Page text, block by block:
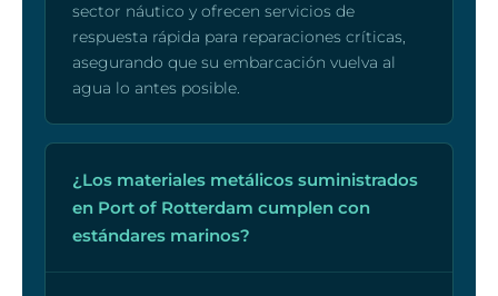
sector náutico y ofrecen servicios de
respuesta rápida para reparaciones críticas,
asegurando que su embarcación vuelva al
agua lo antes posible.
¿Los materiales metálicos suministrados
en Port of Rotterdam cumplen con
estándares marinos?